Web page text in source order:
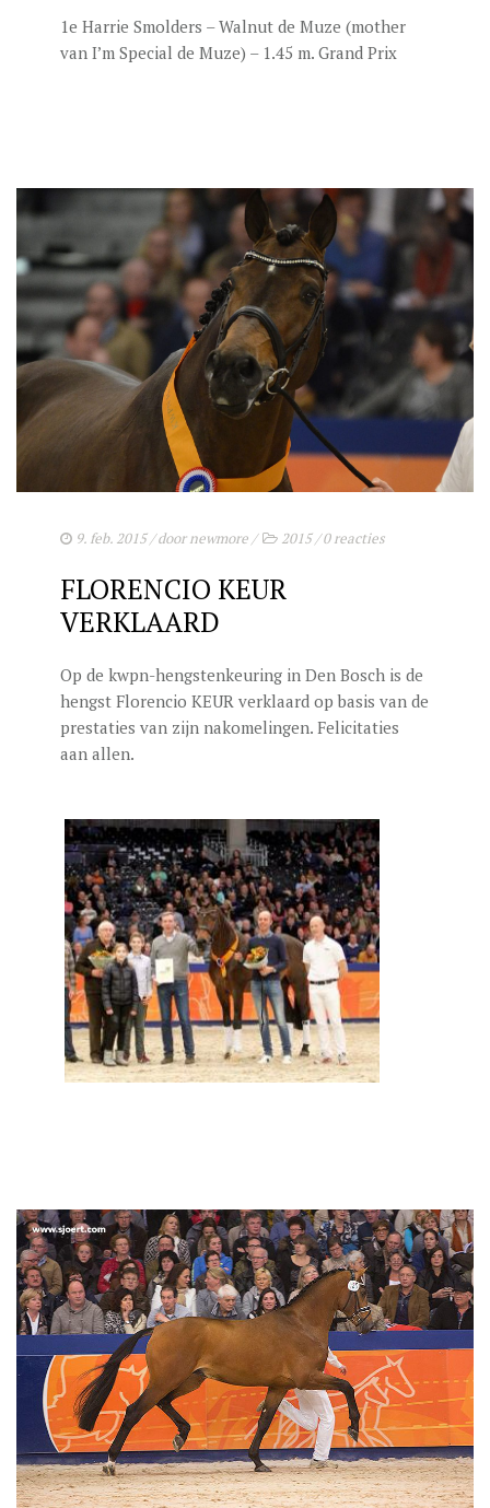
1e Harrie Smolders – Walnut de Muze (mother
van I’m Special de Muze) – 1.45 m. Grand Prix
9. feb. 2015/ doornewmore/ 2015/0 reacties
FLORENCIO KEUR
VERKLAARD
Op de kwpn-hengstenkeuring in Den Bosch is de
hengst Florencio KEUR verklaard op basis van de
prestaties van zijn nakomelingen. Felicitaties
aan allen.